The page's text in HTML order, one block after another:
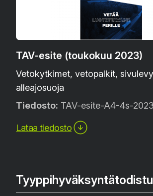
TAV-esite (toukokuu 2023)
Vetokytkimet, vetopalkit,
alleajosuoja
Tiedosto: TAV-esite-A4-4s-
Lataa tiedosto